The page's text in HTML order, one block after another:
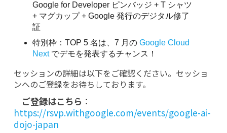
Google for Developer ピンバッジ + T シャツ
+ マグカップ + Google 発行のデジタル修了
証
特別枠：TOP 5 名は、7 月の Google Cloud
Next でデモを発表するチャンス！
セッションの詳細は以下をご確認ください。セッショ
ンへのご登録をお待ちしております。
    ご登録はこちら
：
https://rsvp.withgoogle.com/events/google-ai-
dojo-japan